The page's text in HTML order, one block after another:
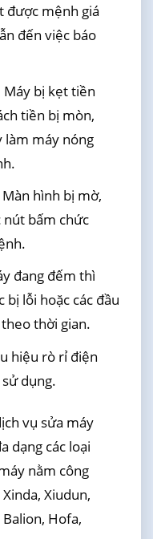
được mệnh giá
đến việc báo
Máy bị kẹt tiền
tiền bị mòn,
làm máy nóng
hình bị mờ,
nút bấm chức
đang đếm thì
lỗi hoặc các đầu
thời gian.
hiệu rò rỉ điện
dụng.
vụ sửa máy
dạng các loại
nằm công
Xiudun,
Hofa,